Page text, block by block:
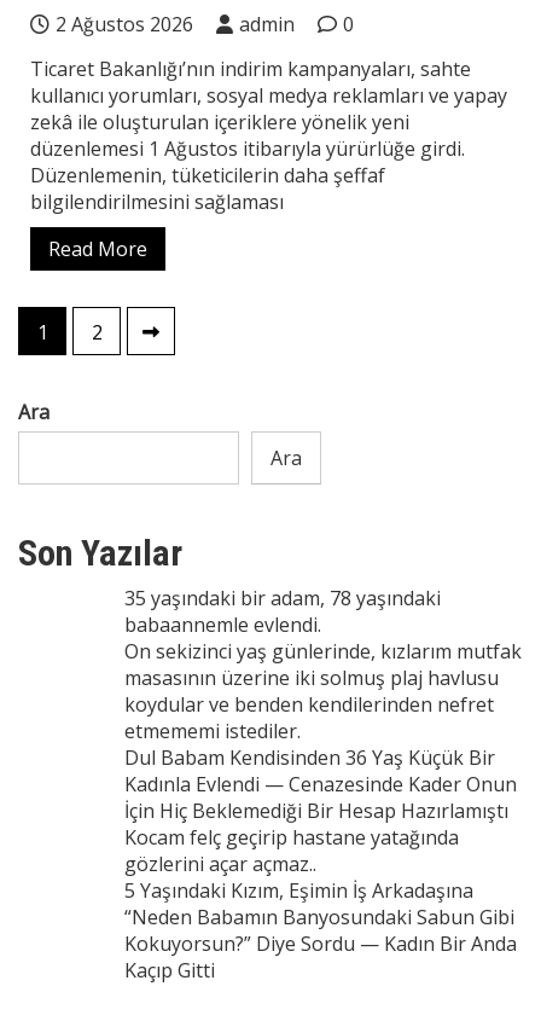
2 Ağustos 2026 admin
0
Ticaret Bakanlığı’nın indirim kampanyaları, sahte
kullanıcı yorumları, sosyal medya reklamları ve yapay
zekâ ile oluşturulan içeriklere yönelik yeni
düzenlemesi 1 Ağustos itibarıyla yürürlüğe girdi.
Düzenlemenin, tüketicilerin daha şeffaf
bilgilendirilmesini sağlaması
Read More
Yazı
sayfalaması
1 2
Ara
Ara
Son Yazılar
35 yaşındaki bir adam, 78 yaşındaki
babaannemle evlendi.
On sekizinci yaş günlerinde, kızlarım mutfak
masasının üzerine iki solmuş plaj havlusu
koydular ve benden kendilerinden nefret
etmememi istediler.
Dul Babam Kendisinden 36 Yaş Küçük Bir
Kadınla Evlendi — Cenazesinde Kader Onun
İçin Hiç Beklemediği Bir Hesap Hazırlamıştı
Kocam felç geçirip hastane yatağında
gözlerini açar açmaz..
5 Yaşındaki Kızım, Eşimin İş Arkadaşına
“Neden Babamın Banyosundaki Sabun Gibi
Kokuyorsun?” Diye Sordu — Kadın Bir Anda
Kaçıp Gitti